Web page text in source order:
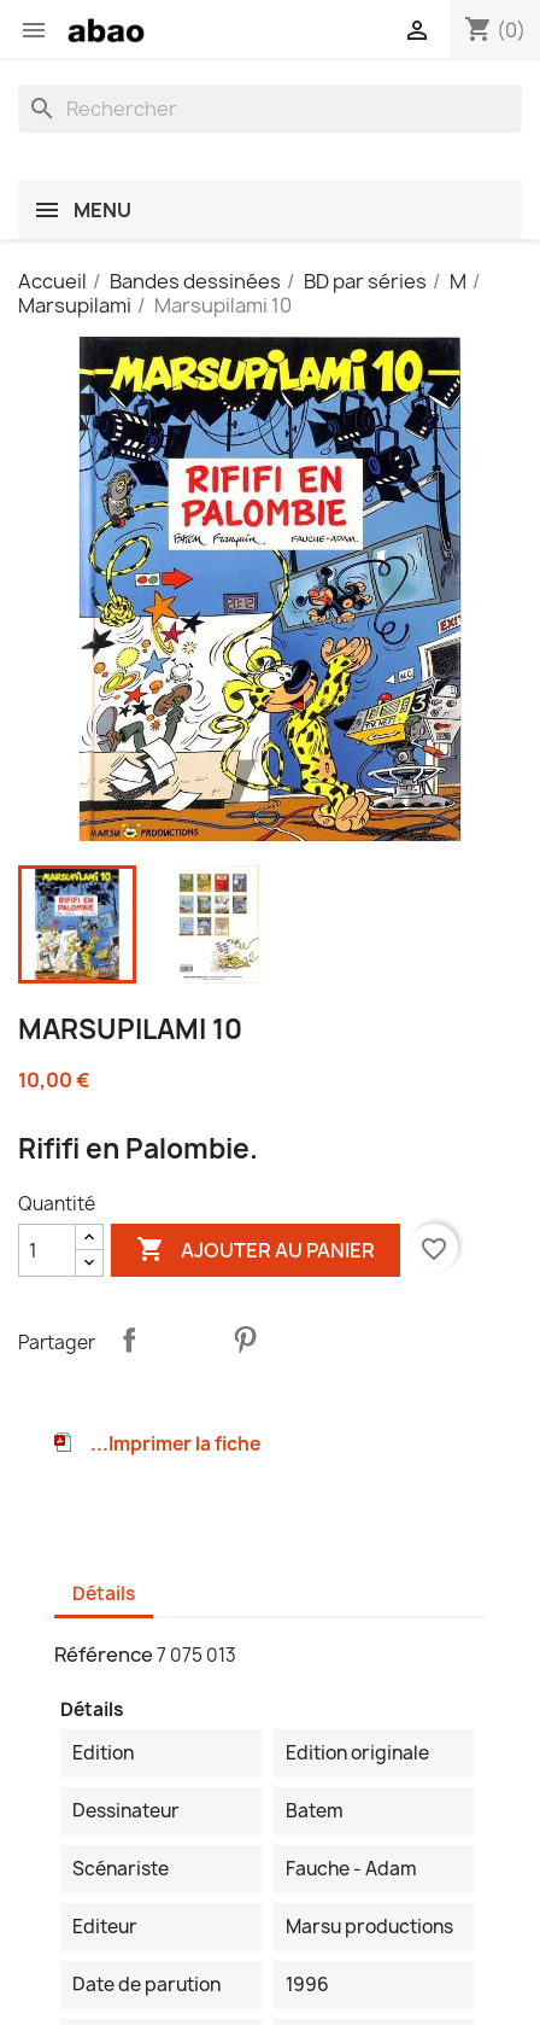
 shopping_cart (0)

search
MENU
Accueil Bandes dessinées BD par séries
M
Marsupilami
Marsupilami 10
MARSUPILAMI 10
10,00 €
Rififi en Palombie.
Quantité
 AJOUTER AU PANIER favorite_border
Partager
...Imprimer la fiche
Détails
Référence7 075 013
Détails
Edition
Edition originale
Dessinateur Batem
Scénariste Fauche - Adam
Editeur Marsu productions
Date de parution 1996